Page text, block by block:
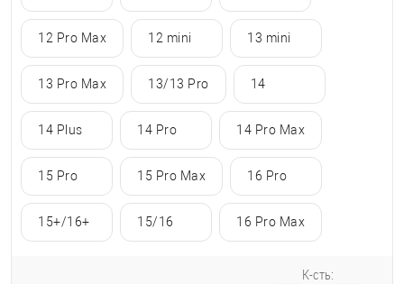
12 Pro Max 12 mini 13 mini
13 Pro Max 13/13 Pro 14
14 Plus 14 Pro 14 Pro Max
15 Pro 15 Pro Max 16 Pro
15+/16+ 15/16 16 Pro Max
К-сть: